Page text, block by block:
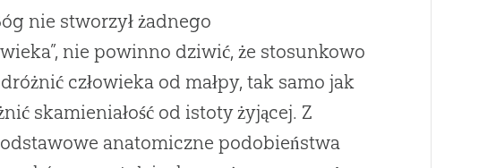
nie stworzył żadnego
nie powinno dziwić, że stosunkowo
człowieka od małpy, tak samo jak
skamieniałość od istoty żyjącej. Z
anatomiczne podobieństwa